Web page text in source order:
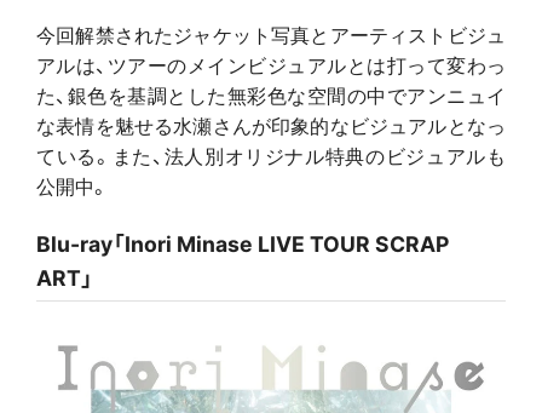
今回解禁されたジャケット写真とアーティストビジュ
アルは、ツアーのメインビジュアルとは打って変わっ
た、銀色を基調とした無彩色な空間の中でアンニュイ
な表情を魅せる水瀬さんが印象的なビジュアルとなっ
ている。また、法人別オリジナル特典のビジュアルも
公開中。
Blu-ray「Inori Minase LIVE TOUR SCRAP
ART」